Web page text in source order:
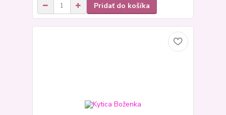
Pridať do košíka